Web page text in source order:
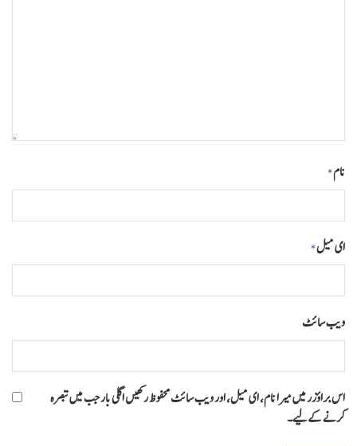
نام*
ای میل*
ویب‌ سائٹ
اس براؤزر میں میرا نام، ای میل، اور ویب سائٹ محفوظ رکھیں اگلی بار جب میں تبصرہ
کرنے کےلیے۔